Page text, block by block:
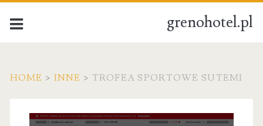
grenohotel.pl
HOME > INNE > TROFEA SPORTOWE SUTEMI